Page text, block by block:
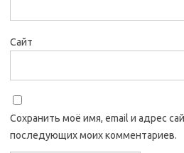
Сайт
Сохранить моё имя, email и адрес
последующих моих комментариев.